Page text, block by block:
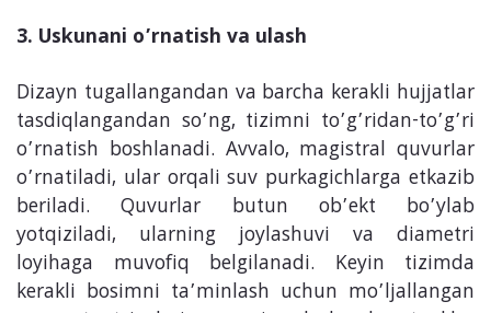
3. Uskunani o’rnatish va ulash
Dizayn tugallangandan va barcha kerakli hujjatlar
tasdiqlangandan so’ng, tizimni to’g’ridan-to’g’ri
o’rnatish boshlanadi. Avvalo, magistral quvurlar
o’rnatiladi, ular orqali suv purkagichlarga etkazib
beriladi. Quvurlar butun ob’ekt bo’ylab
yotqiziladi, ularning joylashuvi va diametri
loyihaga muvofiq belgilanadi. Keyin tizimda
kerakli bosimni ta’minlash uchun mo’ljallangan